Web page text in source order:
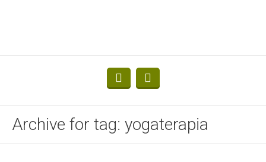
Archive for tag: yogaterapia